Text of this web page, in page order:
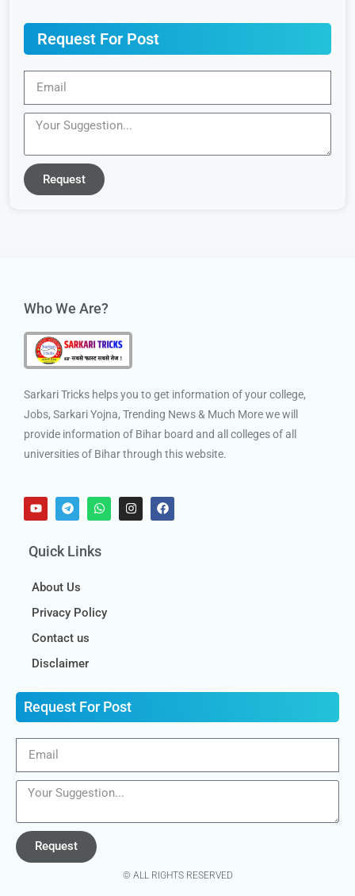
Request For Post
Request
Who We Are?
Sarkari Tricks helps you to get information of your college,
Jobs, Sarkari Yojna, Trending News & Much More we will
provide information of Bihar board and all colleges of all
universities of Bihar through this website.
Quick Links
About Us
Privacy Policy
Contact us
Disclaimer
Request For Post
Request
© ALL RIGHTS RESERVED​